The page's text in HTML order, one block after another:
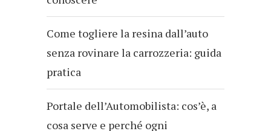
Come togliere la resina dall’auto
senza rovinare la carrozzeria: guida
pratica
Portale dell’Automobilista: cos’è, a
cosa serve e perché ogni